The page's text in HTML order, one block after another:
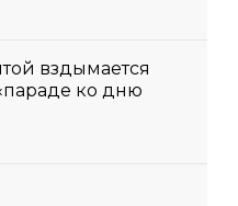
вздымается
ко дню